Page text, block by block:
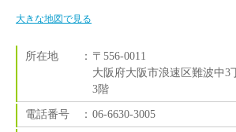
大きな地図で見る
所在地 ： 〒556-0011
大阪府大阪市浪速区難波中3
3階
電話番号
： 06-6630-3005